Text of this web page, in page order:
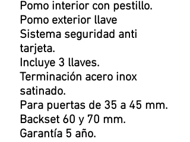
Pomo interior con pestillo.
Pomo exterior llave
Sistema seguridad anti
tarjeta.
Incluye 3 llaves.
Terminación acero inox
satinado.
Para puertas de 35 a 45 mm.
Backset 60 y 70 mm.
Garantía 5 año.